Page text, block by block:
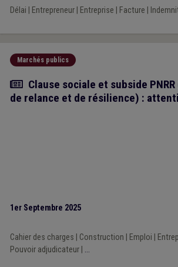
Délai Entrepreneur| Entreprise Facture
Marchés publics
Article
Clause sociale et subside
de relance et de résilience) :
1er Septembre 2025
Cahier des charges Construction Emploi
Pouvoir adjudicateur| ...